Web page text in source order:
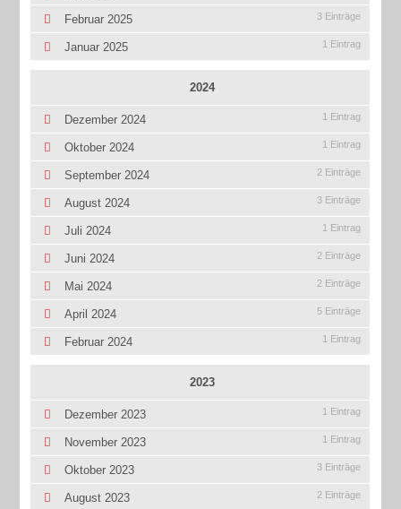
Februar 2025 3 Einträge
Januar 2025 1 Eintrag
2024
Dezember 2024 1 Eintrag
Oktober 2024 1 Eintrag
September 2024 2 Einträge
August 2024 3 Einträge
Juli 2024 1 Eintrag
Juni 2024 2 Einträge
Mai 2024 2 Einträge
April 2024 5 Einträge
Februar 2024 1 Eintrag
2023
Dezember 2023 1 Eintrag
November 2023 1 Eintrag
Oktober 2023 3 Einträge
August 2023 2 Einträge